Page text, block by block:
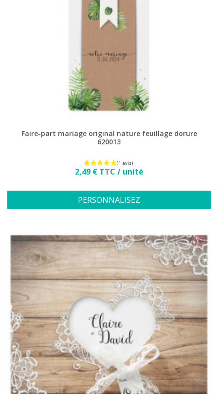
Faire-part mariage original nature feuillage dorure
620013
Prix
2,49 € TTC / unité
PERSONNALISEZ